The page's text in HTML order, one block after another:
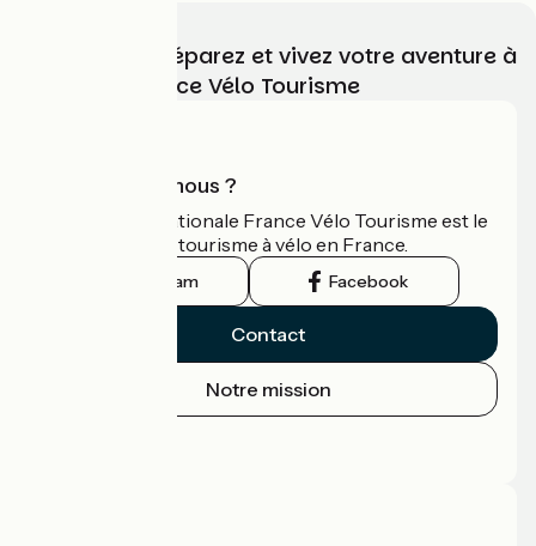
Choisissez, préparez et vivez votre aventure à
vélo avec France Vélo Tourisme
Qui sommes-nous ?
L'association nationale France Vélo Tourisme est le
guide officiel du tourisme à vélo en France.
Instagram Facebook
Contact
Notre mission